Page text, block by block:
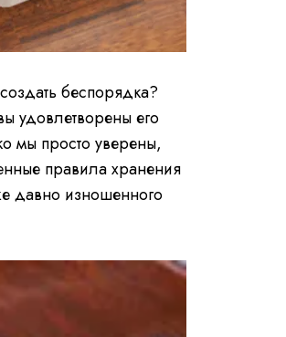
беспорядка?
удовлетворены его
мы просто уверены,
правила хранения
давно изношенного